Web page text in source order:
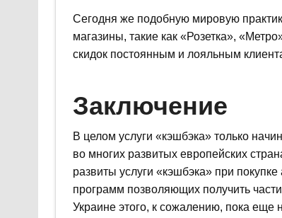
Сегодня же подобную мировую
магазины, такие как «Розетка»,
скидок постоянным и лояльным
Заключение
В целом услуги «кэшбэка» только
во многих развитых европейских
развиты услуги «кэшбэка» при
программ позволяющих получить
Украине этого, к сожалению, пока еще